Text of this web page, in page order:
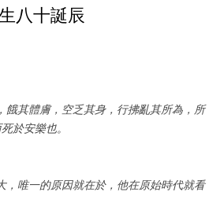
媒體 少年時期
大學時期
體制外時期
審判幽靈
浩氣長流
八十誕辰
其體膚，空乏其身，行拂亂其所為，所
於安樂也。
唯一的原因就在於，他在原始時代就看